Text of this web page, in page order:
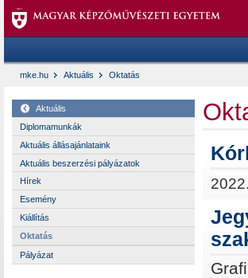
mke.hu Aktuális Oktatás
Aktuális
Diplomamunkák
Aktuális állásajánlataink
Aktuális beszerzési pályázatok
Hírek
Esemény
Kiállítás
Oktatás
Pályázat